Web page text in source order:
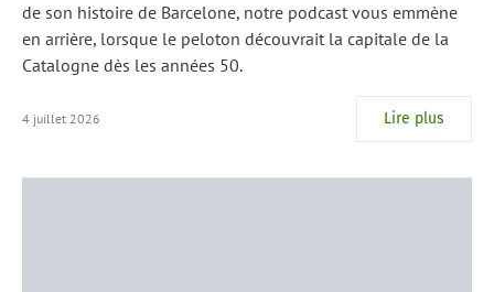
de son histoire de Barcelone, notre podcast vous emmène
en arrière, lorsque le peloton découvrait la capitale de la
Catalogne dès les années 50.
4 juillet 2026 Lire plus